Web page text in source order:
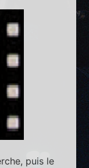
puis le